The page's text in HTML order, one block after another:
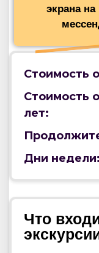
экрана
Стоимость
Стоимость
лет:
Дни недели:
Что